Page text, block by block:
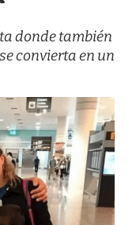
donde también
convierta en un